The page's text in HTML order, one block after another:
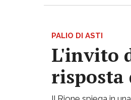
PALIO DI ASTI
L'invito
risposta